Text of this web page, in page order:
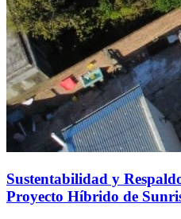
Sustentabilidad y
Proyecto Híbrido de